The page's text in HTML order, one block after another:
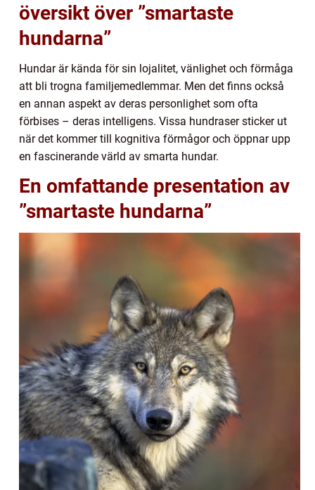
översikt över ”smartaste
hundarna”
Hundar är kända för sin lojalitet, vänlighet och förmåga
att bli trogna familjemedlemmar. Men det finns också
en annan aspekt av deras personlighet som ofta
förbises – deras intelligens. Vissa hundraser sticker ut
när det kommer till kognitiva förmågor och öppnar upp
en fascinerande värld av smarta hundar.
En omfattande presentation av
”smartaste hundarna”